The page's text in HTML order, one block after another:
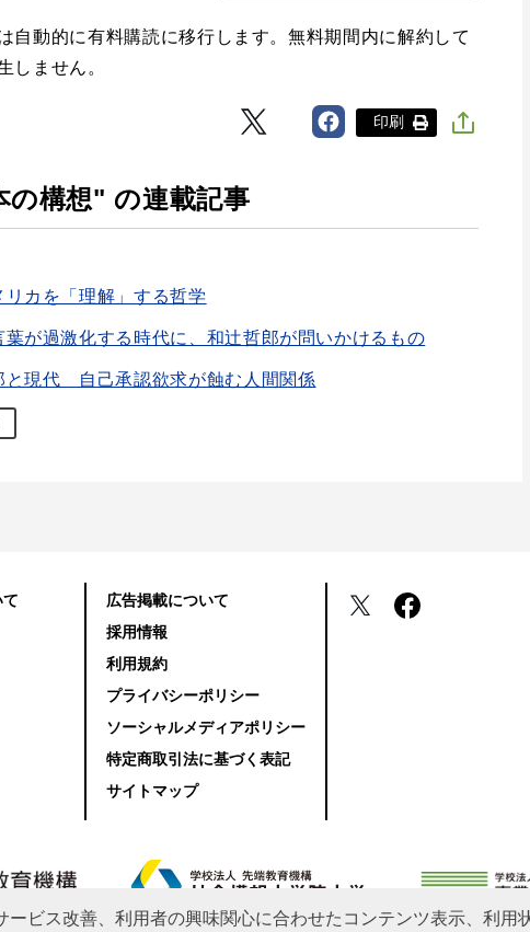
ビス改善、利用者の興味関心に合わせたコンテンツ表示、利用
自動的に有料購読に移行します。無料期間内に解約して
しません。
印刷
の構想" の連載記事
リカを「理解」する哲学
葉が過激化する時代に、和辻哲郎が問いかけるもの
と現代 自己承認欲求が蝕む人間関係
広告掲載について
採用情報
利用規約
プライバシーポリシー
ソーシャルメディアポリシー
特定商取引法に基づく表記
サイトマップ